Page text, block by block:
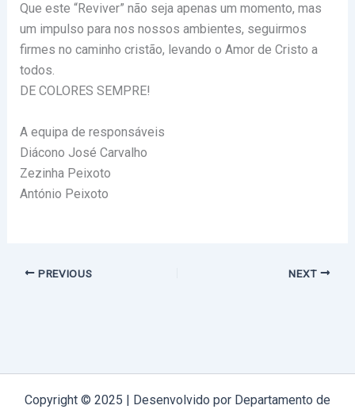
Que este “Reviver” não seja apenas um momento, mas
um impulso para nos nossos ambientes, seguirmos
firmes no caminho cristão, levando o Amor de Cristo a
todos.
DE COLORES SEMPRE!
A equipa de responsáveis
Diácono José Carvalho
Zezinha Peixoto
António Peixoto
PREVIOUS NEXT
Copyright © 2025 | Desenvolvido por Departamento de